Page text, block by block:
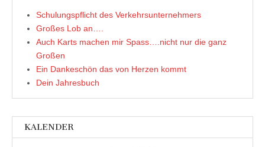
n
e
t
)
Schulungspflicht des Verkehrsunternehmers
Großes Lob an….
Auch Karts machen mir Spass….nicht nur die ganz
Großen
Ein Dankeschön das von Herzen kommt
Dein Jahresbuch
KALENDER